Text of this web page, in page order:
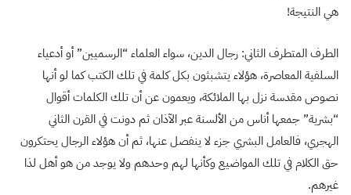
هي النتيجة!
الطرف المتطرف الثاني: رجال الدين، سواء العلماء “الرسميين” أو أدعياء
السلفية المعاصرة، هؤلاء يتشبثون بكل كلمة في تلك الكتب كما لو أنها
نصوص مقدسة نزل بها الملائكة، ويعمون عن أن تلك الكلمات أقوال
“بشرية” جمعها أناس من الألسنة عبر الآذان ثم دونت في القرن الثاني
الهجري، فالعامل البشري جزء لا ينفصل عنها، ثم أن هؤلاء الرجال يحتكرون
حق الكلام في تلك المواضيع وكأنها لهم وحدهم ولا يوجد من هو أهل لذا
غيرهم.